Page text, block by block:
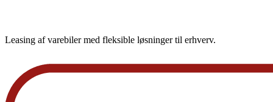
Leasing af varebiler med fleksible løsninger til erhverv.